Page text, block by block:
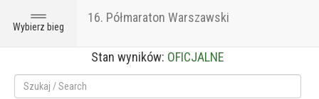
Toggle
navigation
Wybierz bieg
16. Półmaraton Warszawski
Stan wyników: OFICJALNE